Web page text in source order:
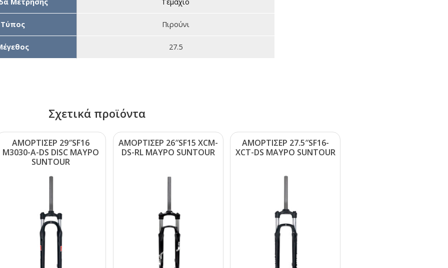
Τύπος Πιρούνι
27.5
Σχετικά προϊόντα
ΑΜΟΡΤΙΣΕΡ 29″SF16
Μ3030-Α-DS DΙSC ΜΑΥΡΟ
SUΝΤΟUR
ΑΜΟΡΤΙΣΕΡ 26″SF15 ΧCΜ-
DS-RL ΜΑΥΡΟ SUΝΤΟUR
ΑΜΟΡΤΙΣΕΡ 27.5″SF16-
ΧCΤ-DS ΜΑΥΡΟ SUΝΤΟUR